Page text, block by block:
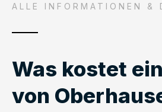
ALLE INFORMATIONEN &
Was kostet
von